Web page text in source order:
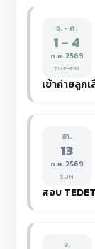
อ. - ศ.
1 - 4
ก.ย. 2569
TUE-FRI
เข้าค่ายลูก
อา.
13
ก.ย. 2569
SUN
สอบ
จ.